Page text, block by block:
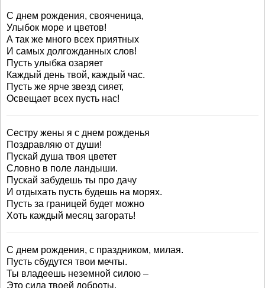
С днем рождения, свояченица,
Улыбок море и цветов!
А так же много всех приятных
И самых долгожданных слов!
Пусть улыбка озаряет
Каждый день твой, каждый час.
Пусть же ярче звезд сияет,
Освещает всех пусть нас!
Сестру жены я с днем рожденья
Поздравляю от души!
Пускай душа твоя цветет
Словно в поле ландыши.
Пускай забудешь ты про дачу
И отдыхать пусть будешь на морях.
Пусть за границей будет можно
Хоть каждый месяц загорать!
С днем рождения, с праздником, милая.
Пусть сбудутся твои мечты.
Ты владеешь неземной силою –
Это сила твоей доброты.